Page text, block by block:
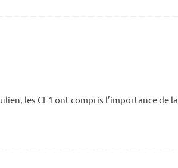
les CE1 ont compris l’importance